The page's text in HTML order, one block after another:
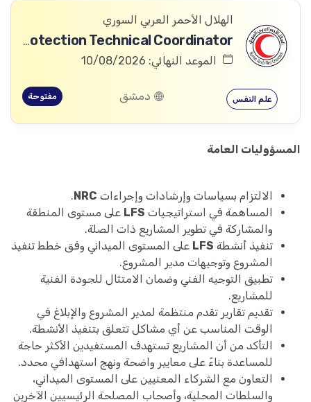
الهلال الأحمر العربي السوري
Community Services and Protection Technical Coordinator
الموعد النهائي: 10/08/2026
علم النفس دمشق مفتوحة
المسؤوليات العامة
الالتزام بسياسات وإرشادات وإجراءات NRC
.
المساهمة في استراتيجيات LFS على مستوى المنطقة
والمشاركة في تطوير المشاريع ذات الصلة.
تنفيذ أنشطة LFS على المستوى الميداني وفق خطط تنفيذ
المشروع وتوجيهات مدير المشروع.
تطبيق التوجيه الفني وضمان الامتثال للجودة الفنية
للمشاريع.
تقديم تقارير تقدم منتظمة لمدير المشروع والإبلاغ في
الوقت المناسب عن أي مشاكل تتعلق بتنفيذ الأنشطة.
التأكد من أن المشاريع تستهدف المستفيدين الأكثر حاجة
للمساعدة بناءً على معايير واضحة ونهج استهدافي محدد.
التعاون مع الشركاء المعنيين على المستوى الميداني،
والسلطات المحلية، وأصحاب المصلحة الرئيسيين الآخرين